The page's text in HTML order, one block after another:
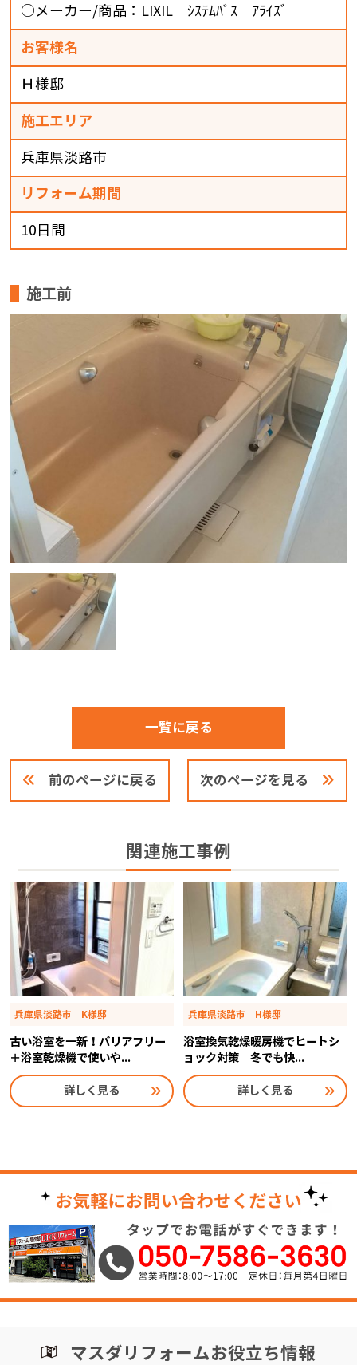
○メーカー/商品：LIXIL ｼｽﾃﾑﾊﾞｽ ｱﾗｲｽﾞ
お客様名
Ｈ様邸
施工エリア
兵庫県淡路市
リフォーム期間
10日間
施工前
前のページに戻る
一覧に戻る
次のページを見る
関連施工事例
兵庫県淡路市 K様邸
古い浴室を一新！バリアフリー
＋浴室乾燥機で使いや...
詳しく見る
兵庫県淡路市 H様邸
浴室換気乾燥暖房機でヒートシ
ョック対策｜冬でも快...
詳しく見る
マスダリフォームお役立ち情報